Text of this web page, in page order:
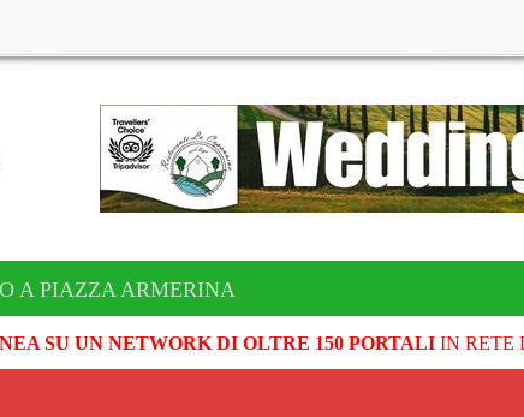
A PIAZZA ARMERINA
SU UN NETWORK DI OLTRE 150 PORTALIIN RETE